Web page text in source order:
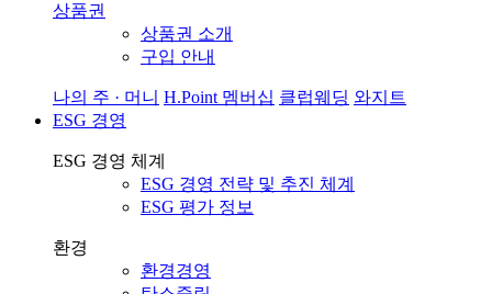
상품권
상품권 소개
구입 안내
나의 주 · 머니 H.Point 멤버십 클럽웨딩 와지트
ESG 경영
ESG 경영 체계
ESG 경영 전략 및 추진 체계
ESG 평가 정보
환경
환경경영